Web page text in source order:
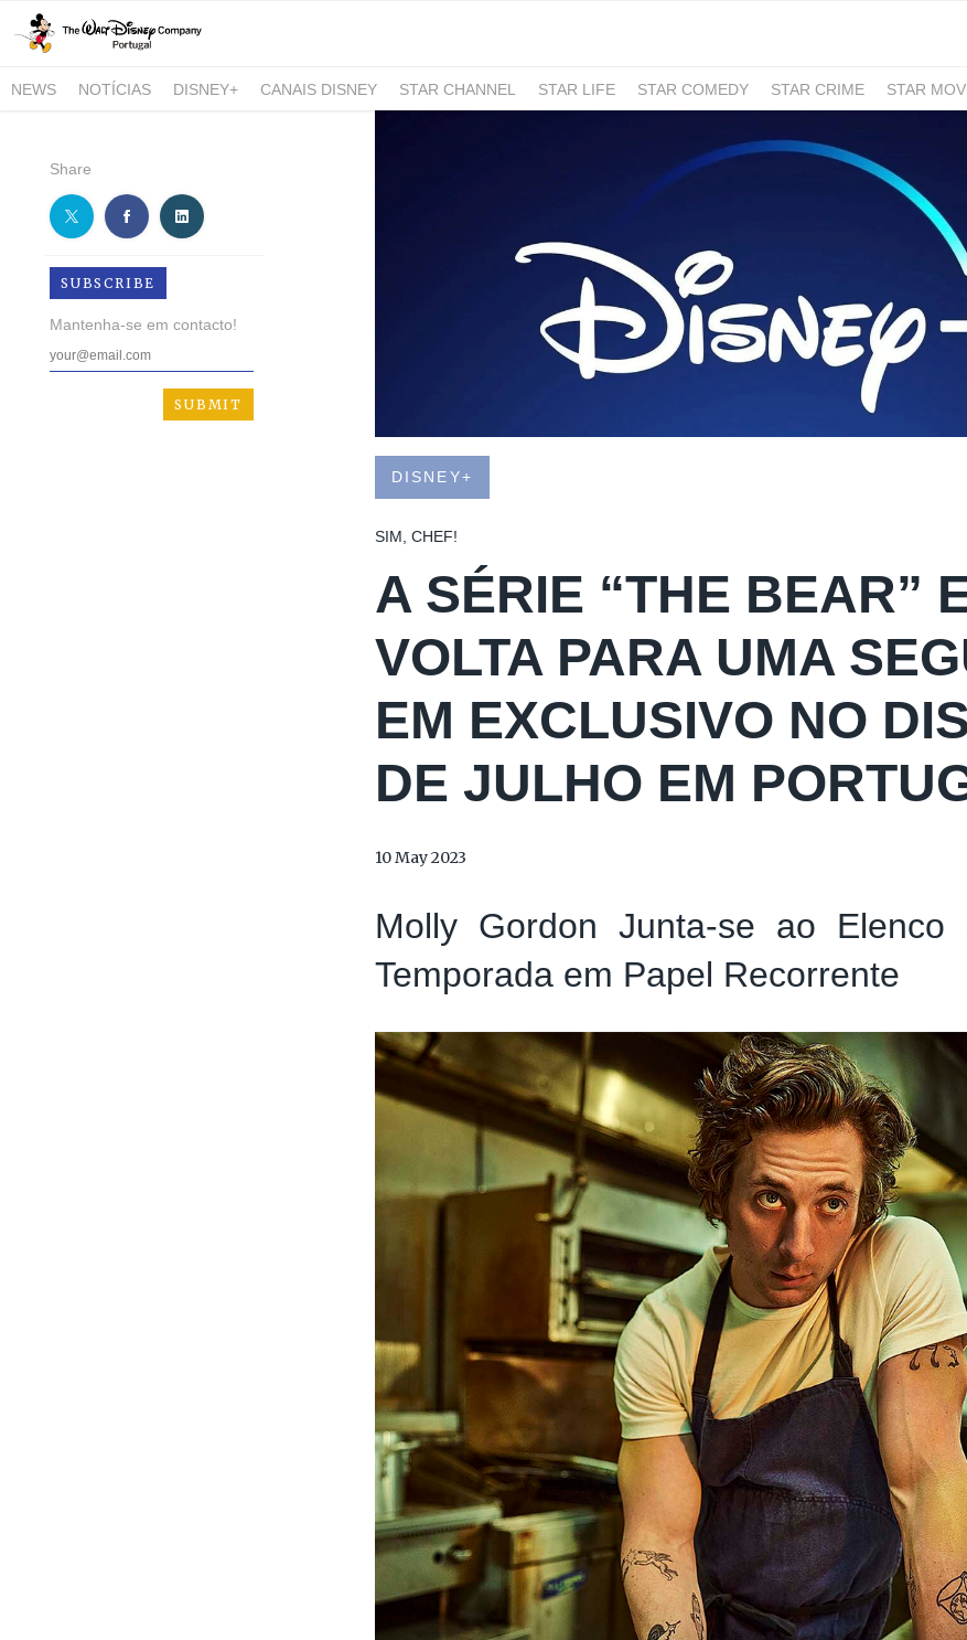
NEWS NOTÍCIAS DISNEY+ CANAIS DISNEY STAR CHANNEL STAR LIFE STAR COMEDY STAR CRIME STAR
Share
SUBSCRIBE
Mantenha-se em contacto!
DISNEY+
SIM, CHEF!
A SÉRIE “THE BEAR”
VOLTA PARA UMA
EM EXCLUSIVO NO
DE JULHO EM
10 May 2023
Molly Gordon Junta-se ao Elenco
Temporada em Papel Recorrente